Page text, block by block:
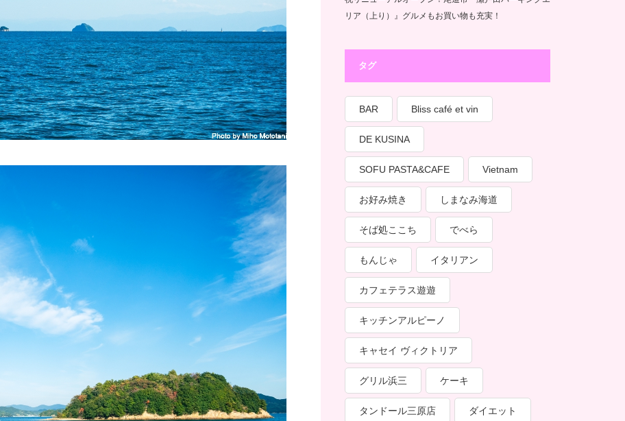
リア（上り）』グルメもお買い物も充実！
タグ
BAR Bliss café et vin
DE KUSINA
SOFU PASTA&CAFE Vietnam
お好み焼き しまなみ海道
そば処ここち でべら
もんじゃ イタリアン
カフェテラス遊遊
キッチンアルピーノ
キャセイ ヴィクトリア
グリル浜三 ケーキ
タンドール三原店 ダイエット